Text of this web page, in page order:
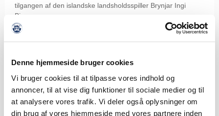
Denne hjemmeside bruger cookies
Vi bruger cookies til at tilpasse vores indhold og
annoncer, til at vise dig funktioner til sociale medier og til
at analysere vores trafik. Vi deler også oplysninger om
din brug af vores hjemmeside med vores partnere inden
tilgangen af den islandske landsholdsspiller Brynjar Ingi
Bjarnason,
LÆS MERE